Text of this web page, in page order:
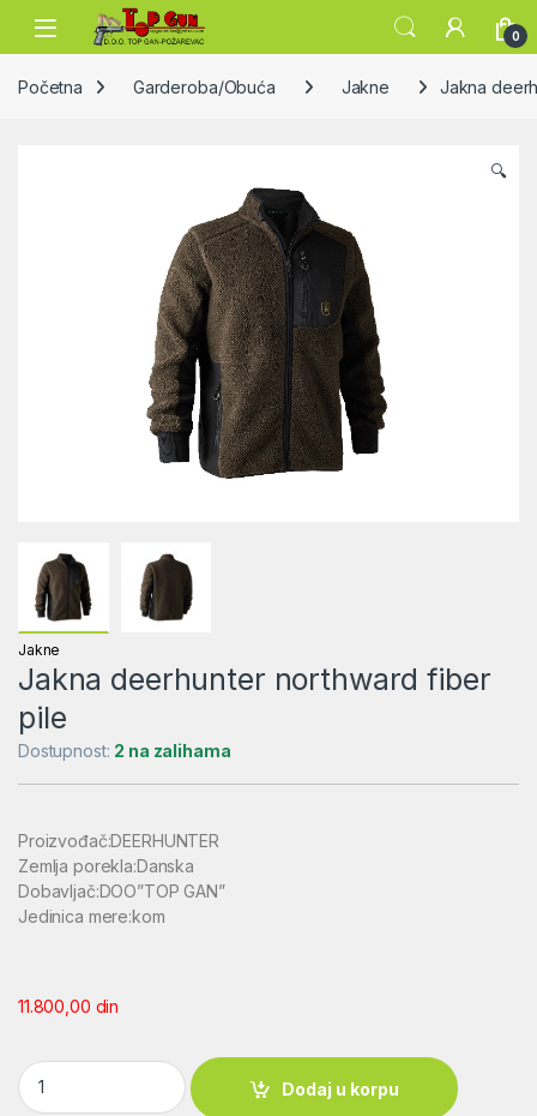
Skip to navigation
Skip to content
Open 0
Početna Garderoba/Obuća Jakne Jakna
🔍
Jakne
Jakna deerhunter northward fiber
pile
Dostupnost: 2 na zalihama
Proizvođač:DEERHUNTER
Zemlja porekla:Danska
Dobavljač:DOO”TOP GAN”
Jedinica mere:kom
11.800,00 din
Jakna deerhunter northward fiber pile quantity
Dodaj u korpu